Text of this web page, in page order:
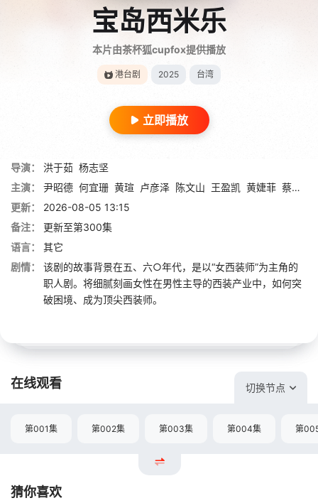
宝岛西米乐
本片由茶杯狐cupfox提供播放
港台剧 2025 台湾
立即播放
导演： 洪于茹 杨志坚
主演：
尹昭德 何宜珊 黄瑄 卢彦泽 陈文山 王盈凯 黄婕菲 蔡祥
更新：
2026-08-05 13:15
备注：
更新至第300集
语言：
其它
剧情：
该剧的故事背景在五、六○年代，是以“女西装师”为主角的
职人剧。将细腻刻画女性在男性主导的西装产业中，如何突
破困境、成为顶尖西装师。
在线观看 切换节点
第001集 第002集 第003集 第004集 第
猜你喜欢